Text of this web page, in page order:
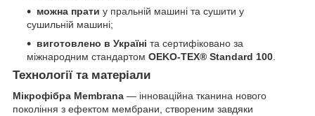
можна прати у пральній машині та сушити у
сушильній машині;
виготовлено в Україні та сертифіковано за
міжнародним стандартом OEKO-TEX® Standard 100
Технології та матеріали
Мікрофібра Membrana — інноваційна тканина нового
покоління з ефектом мембрани, створеним завдяки